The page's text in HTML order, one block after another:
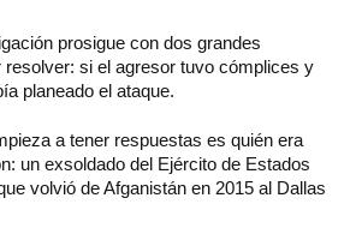
prosigue con dos grandes
resolver: si el agresor tuvo cómplices y
planeado el ataque.
a tener respuestas es quién era
un exsoldado del Ejército de Estados
volvió de Afganistán en 2015 al Dallas